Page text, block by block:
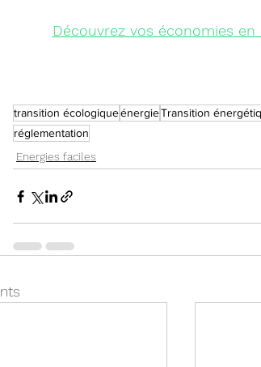
Découvrez vos économies en
transition écologiqueénergieTransition
réglementation
Energies faciles